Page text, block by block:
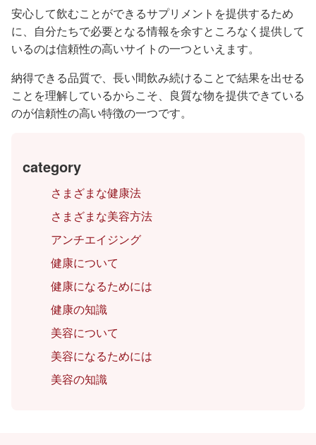
安心して飲むことができるサプリメントを提供するため
に、自分たちで必要となる情報を余すところなく提供して
いるのは信頼性の高いサイトの一つといえます。
納得できる品質で、長い間飲み続けることで結果を出せる
ことを理解しているからこそ、良質な物を提供できている
のが信頼性の高い特徴の一つです。
category
さまざまな健康法
さまざまな美容方法
アンチエイジング
健康について
健康になるためには
健康の知識
美容について
美容になるためには
美容の知識